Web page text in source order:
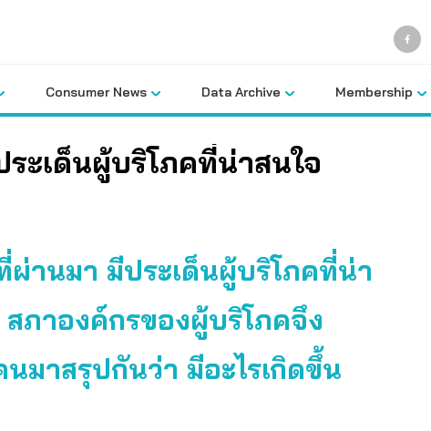
Consumer News Data Archive Membership
ะเด็นผู้บริโภคที่น่าสนใจ
ผ่านมา มีประเด็นผู้บริโภคที่น่า
ภาองค์กรของผู้บริโภคจึง
มาสรุปกันว่า มีอะไรเกิดขึ้น